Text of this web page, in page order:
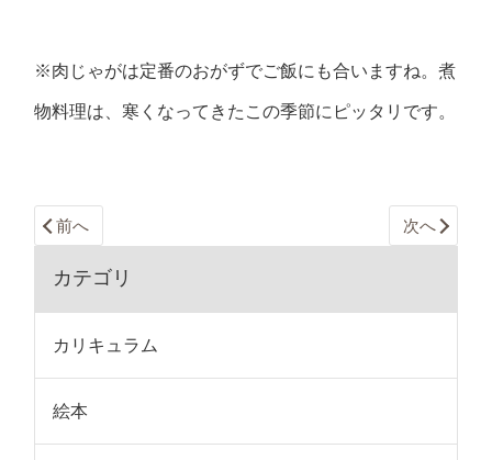
※肉じゃがは定番のおがずでご飯にも合いますね。煮
物料理は、寒くなってきたこの季節にピッタリです。
前へ 次へ
カテゴリ
カリキュラム
絵本